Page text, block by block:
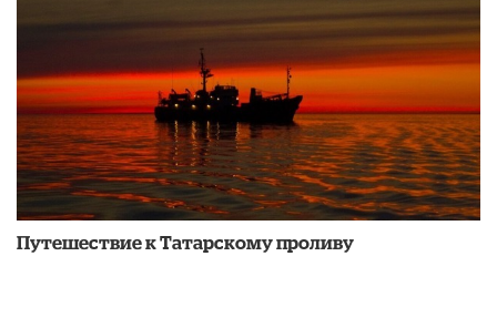
Путешествие к Татарскому проливу